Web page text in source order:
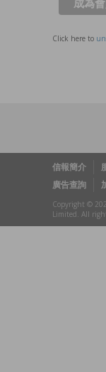
Click here to
信報簡介
廣告查詢
Copyright ©
Limited. All